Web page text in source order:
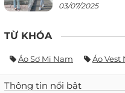
03/07/2025
TỪ KHÓA
Áo Sơ Mi Nam Áo Vest
Thông tin nổi bật